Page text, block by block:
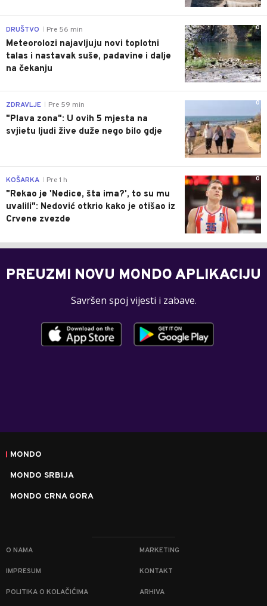
0
DRUŠTVO Pre 56 min
Meteorolozi najavljuju novi toplotni
talas i nastavak suše, padavine i dalje
na čekanju
0
ZDRAVLJE Pre 59 min
"Plava zona": U ovih 5 mjesta na
svjietu ljudi žive duže nego bilo gdje
0
KOŠARKA Pre 1 h
"Rekao je 'Nedice, šta ima?', to su mu
uvalili": Nedović otkrio kako je otišao iz
Crvene zvezde
PREUZMI NOVU MONDO APLIKACIJU
Savršen spoj vijesti i zabave.
MONDO
MONDO SRBIJA
MONDO CRNA GORA
O NAMA MARKETING
IMPRESUM KONTAKT
POLITIKA O KOLAČIĆIMA ARHIVA